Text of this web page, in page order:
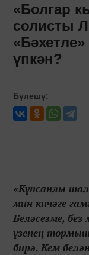
«Болгар
солисты
үпкән?
Бүлешү:
«Күпсанлы
мин кичәге
Беләсезме,
үзенең
бирә. Кем